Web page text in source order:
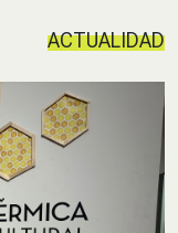
ACTUALIDAD